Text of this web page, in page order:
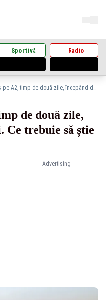
Sportivă Radio
Trafic închis pe A2, timp de două zile, începând de miercuri. Ce trebuie să știe șoferii
Advertising
de două zile,
Ce trebuie să știe